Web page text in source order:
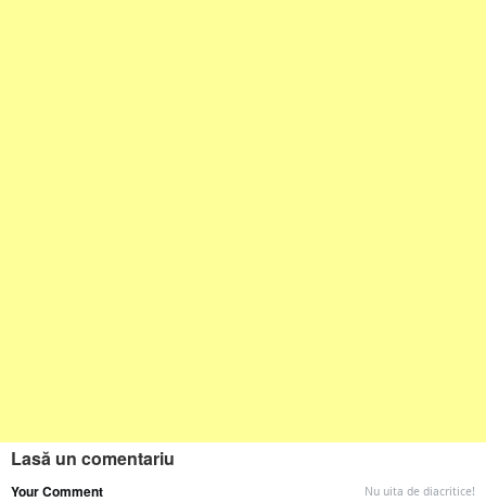
Lasă un comentariu
Your Comment Nu uita de diacritice!